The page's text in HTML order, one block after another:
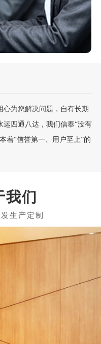
心为您解决问题，自有长期
四通八达，我们信奉“没有
着“信誉第一、用户至上”的
我们